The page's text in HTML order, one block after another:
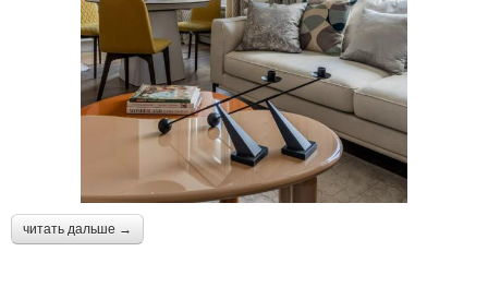
читать дальше →